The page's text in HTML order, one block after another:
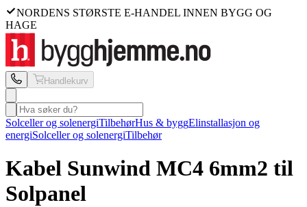
NORDENS STØRSTE E-HANDEL INNEN BYGG OG
HAGE
Handlekurv
Solceller og solenergiTilbehørHus & byggElinstallasjon og
energiSolceller og solenergiTilbehør
Kabel Sunwind MC4 6mm2 til
Solpanel